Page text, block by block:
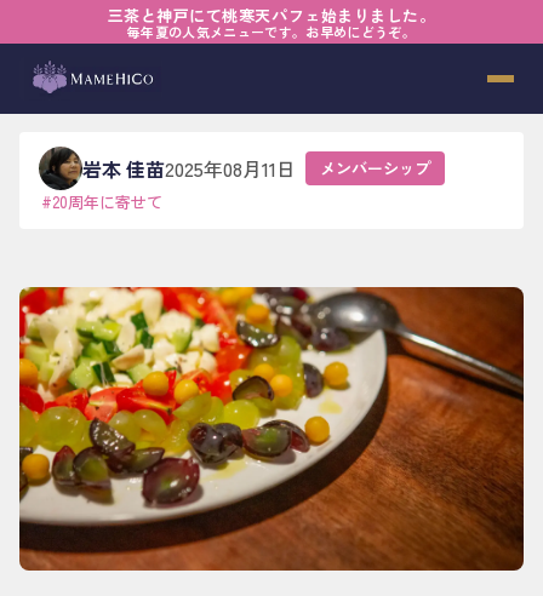
三茶と神戸にて桃寒天パフェ始まりました。
毎年夏の人気メニューです。お早めにどうぞ。
ブログ› メンバーシップ› 【20th】一皿の上のカルチャー
【20th】一皿の上のカルチャー
岩本 佳苗2025年08月11日
メンバーシップ
#20周年に寄せて